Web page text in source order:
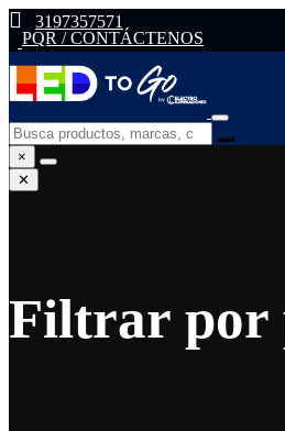
3197357571
PQR / CONTÁCTENOS
×
✕
Filtrar por